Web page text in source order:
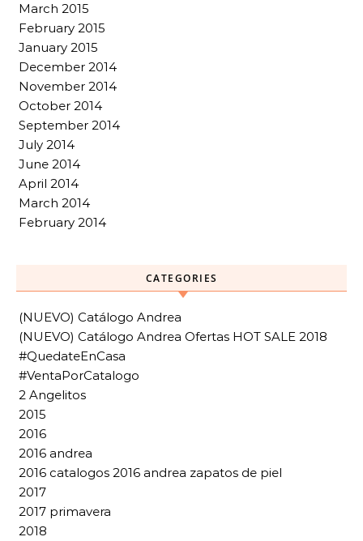
March 2015
February 2015
January 2015
December 2014
November 2014
October 2014
September 2014
July 2014
June 2014
April 2014
March 2014
February 2014
CATEGORIES
(NUEVO) Catálogo Andrea
(NUEVO) Catálogo Andrea Ofertas HOT SALE 2018
#QuedateEnCasa
#VentaPorCatalogo
2 Angelitos
2015
2016
2016 andrea
2016 catalogos 2016 andrea zapatos de piel
2017
2017 primavera
2018